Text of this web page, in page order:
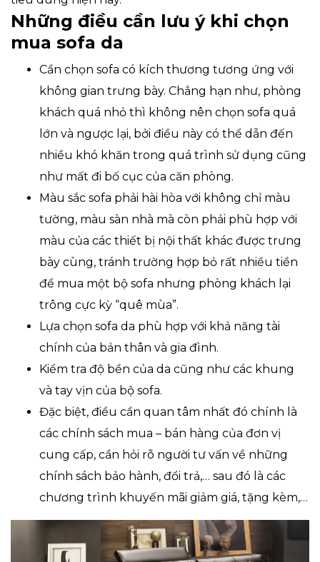
Những điều cần lưu ý khi chọn
mua sofa da
Cần chọn sofa có kích thương tương ứng với
không gian trưng bày. Chẳng hạn như, phòng
khách quá nhỏ thì không nên chọn sofa quá
lớn và ngược lại, bởi điều này có thể dẫn đến
nhiều khó khăn trong quá trình sử dụng cũng
như mất đi bố cục của căn phòng.
Màu sắc sofa phải hài hòa với không chỉ màu
tường, màu sàn nhà mà còn phải phù hợp với
màu của các thiết bị nội thất khác được trưng
bày cùng, tránh trường hợp bỏ rất nhiều tiền
để mua một bộ sofa nhưng phòng khách lại
trông cực kỳ “quê mùa”.
Lựa chọn sofa da phù hợp với khả năng tài
chính của bản thân và gia đình.
Kiểm tra độ bền của da cũng như các khung
và tay vịn của bộ sofa.
Đặc biệt, điều cần quan tâm nhất đó chính là
các chính sách mua – bán hàng của đơn vị
cung cấp, cần hỏi rõ người tư vấn về những
chính sách bảo hành, đổi trả,… sau đó là các
chương trình khuyến mãi giảm giá, tặng kèm,…